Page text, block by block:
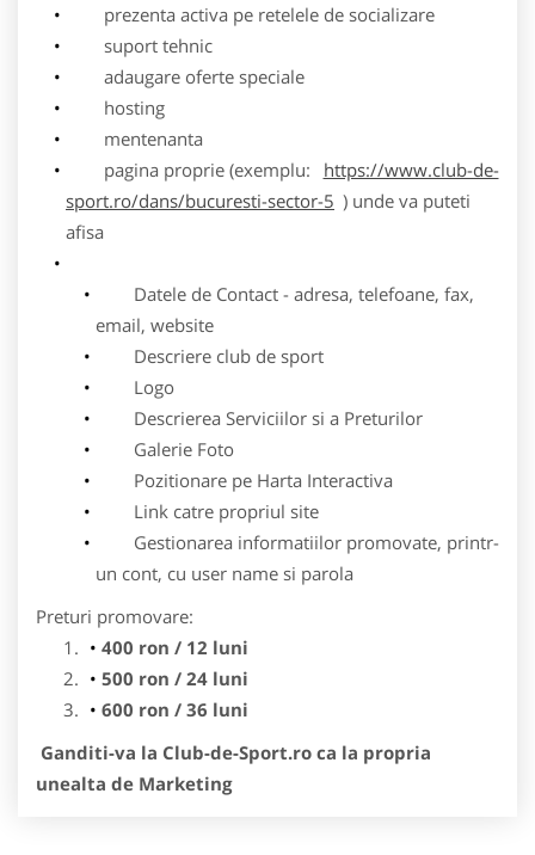
prezenta activa pe retelele de socializare
suport tehnic
adaugare oferte speciale
hosting
mentenanta
pagina proprie (exemplu:
https://www.club-de-
sport.ro/dans/bucuresti-sector-5 ) unde va puteti
afisa
Datele de Contact - adresa, telefoane, fax,
email, website
Descriere club de sport
Logo
Descrierea Serviciilor si a Preturilor
Galerie Foto
Pozitionare pe Harta Interactiva
Link catre propriul site
Gestionarea informatiilor promovate, printr-
un cont, cu user name si parola
Preturi promovare:
400 ron / 12 luni
500 ron / 24 luni
600 ron / 36 luni
Ganditi-va la Club-de-Sport.ro ca la propria
unealta de Marketing